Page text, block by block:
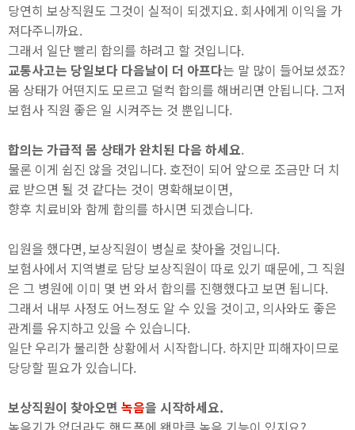
당연히 보상직원도 그것이 실적이 되겠지요. 회사에게 이익을 가
져다주니까요.
그래서 일단 빨리 합의를 하려고 할 것입니다.
교통사고는 당일보다 다음날이 더 아프다는 말 많이 들어보셨죠?
몸 상태가 어떤지도 모르고 덜컥 합의를 해버리면 안됩니다. 그저
보험사 직원 좋은 일 시켜주는 것 뿐입니다.
합의는 가급적 몸 상태가 완치된 다음 하세요.
물론 이게 쉽진 않을 것입니다. 호전이 되어 앞으로 조금만 더 치
료 받으면 될 것 같다는 것이 명확해보이면,
향후 치료비와 함께 합의를 하시면 되겠습니다.
입원을 했다면, 보상직원이 병실로 찾아올 것입니다.
보험사에서 지역별로 담당 보상직원이 따로 있기 때문에, 그 직원
은 그 병원에 이미 몇 번 와서 합의를 진행했다고 보면 됩니다.
그래서 내부 사정도 어느정도 알 수 있을 것이고, 의사와도 좋은
관계를 유지하고 있을 수 있습니다.
일단 우리가 불리한 상황에서 시작합니다. 하지만 피해자이므로
당당할 필요가 있습니다.
보상직원이 찾아오면 녹음을 시작하세요.